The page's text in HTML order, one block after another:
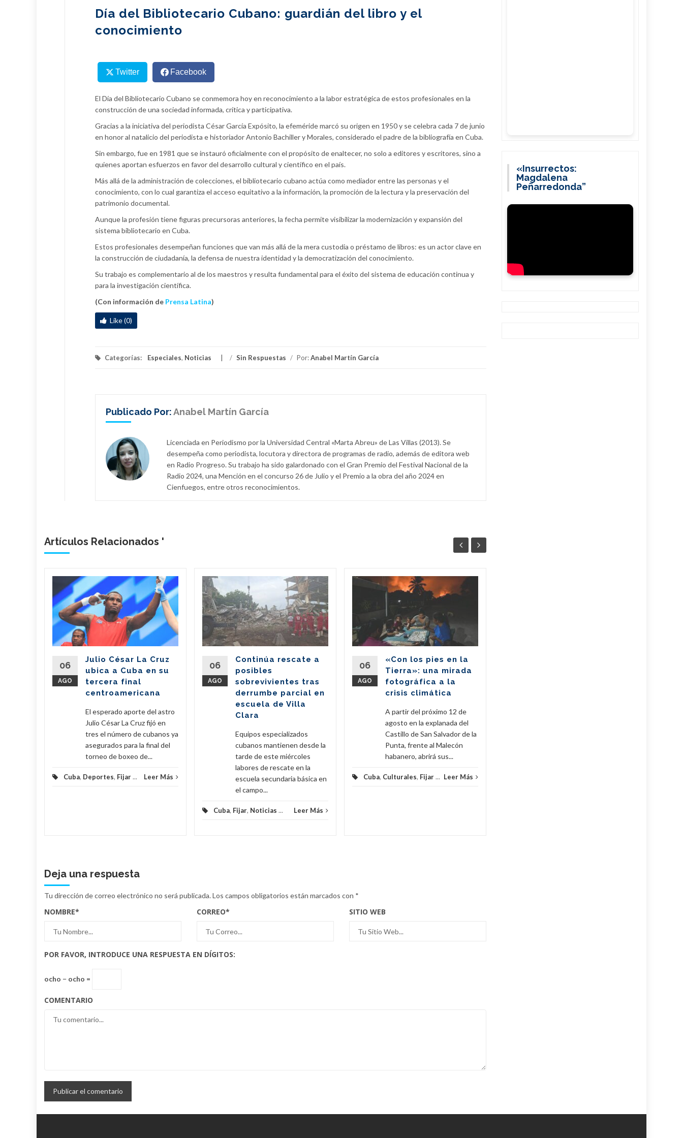
Día del Bibliotecario Cubano: guardián del libro y el
conocimiento
Twitter Facebook
El Día del Bibliotecario Cubano se conmemora hoy en reconocimiento a la labor estratégica de estos profesionales en la
construcción de una sociedad informada, crítica y participativa.
Gracias a la iniciativa del periodista César García Expósito, la efeméride marcó su origen en 1950 y se celebra cada 7 de junio
en honor al natalicio del periodista e historiador Antonio Bachiller y Morales, considerado el padre de la bibliografía en Cuba.
Sin embargo, fue en 1981 que se instauró oficialmente con el propósito de enaltecer, no solo a editores y escritores, sino a
quienes aportan esfuerzos en favor del desarrollo cultural y científico en el país.
Más allá de la administración de colecciones, el bibliotecario cubano actúa como mediador entre las personas y el
conocimiento, con lo cual garantiza el acceso equitativo a la información, la promoción de la lectura y la preservación del
patrimonio documental.
Aunque la profesión tiene figuras precursoras anteriores, la fecha permite visibilizar la modernización y expansión del
sistema bibliotecario en Cuba.
Estos profesionales desempeñan funciones que van más allá de la mera custodia o préstamo de libros: es un actor clave en
la construcción de ciudadanía, la defensa de nuestra identidad y la democratización del conocimiento.
Su trabajo es complementario al de los maestros y resulta fundamental para el éxito del sistema de educación continua y
para la investigación científica.
(Con información de Prensa Latina)
Like (0)
Categorías: Especiales, Noticias / Sin Respuestas / Por:Anabel Martín García
Publicado Por:Anabel Martín García
Licenciada en Periodismo por la Universidad Central «Marta Abreu» de Las Villas (2013). Se
desempeña como periodista, locutora y directora de programas de radio, además de editora web
en Radio Progreso. Su trabajo ha sido galardonado con el Gran Premio del Festival Nacional de la
Radio 2024, una Mención en el concurso 26 de Julio y el Premio a la obra del año 2024 en
Cienfuegos, entre otros reconocimientos.
Artículos Relacionados '
06
AGO
Julio César La Cruz
ubica a Cuba en su
tercera final
centroamericana
El esperado aporte del astro
Julio César La Cruz fijó en
tres el número de cubanos ya
asegurados para la final del
torneo de boxeo de...
Cuba, Deportes, Fijar... Leer Más
06
AGO
Continúa rescate a
posibles
sobrevivientes tras
derrumbe parcial en
escuela de Villa
Clara
Equipos especializados
cubanos mantienen desde la
tarde de este miércoles
labores de rescate en la
escuela secundaria básica en
el campo...
Cuba, Fijar, Noticias ... Leer Más
06
AGO
«Con los pies en la
Tierra»: una mirada
fotográfica a la
crisis climática
A partir del próximo 12 de
agosto en la explanada del
Castillo de San Salvador de la
Punta, frente al Malecón
habanero, abrirá sus...
Cuba, Culturales, Fijar... Leer Más
Deja una respuesta
Tu dirección de correo electrónico no será publicada.Los campos obligatorios están marcados con *
NOMBRE* CORREO* SITIO WEB
POR FAVOR, INTRODUCE UNA RESPUESTA EN DÍGITOS:
ocho − ocho =
COMENTARIO
«Insurrectos:
Magdalena
Peñarredonda”